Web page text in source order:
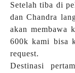
Setelah tiba di
dan Chandra
akan membawa
600k kami bisa
request.
Destinasi